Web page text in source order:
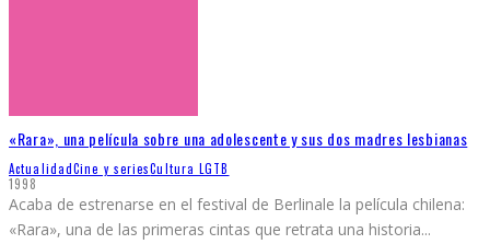
«Rara», una película sobre una adolescente y sus dos madres lesbianas
ActualidadCine y seriesCultura LGTB
1998
Acaba de estrenarse en el festival de Berlinale la película chilena:
«Rara», una de las primeras cintas que retrata una historia...